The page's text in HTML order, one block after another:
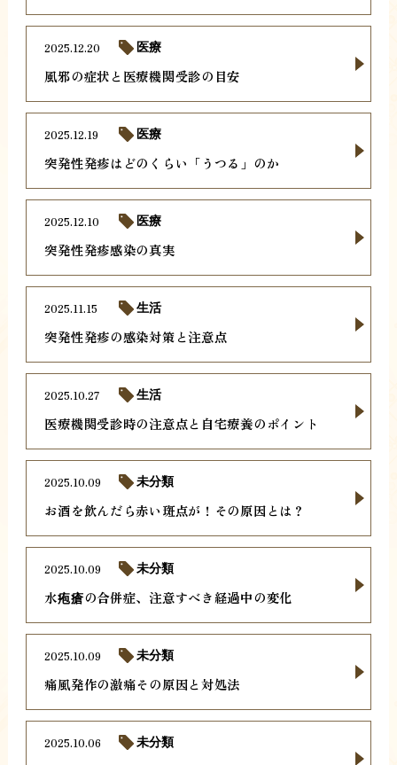
風邪の症状と医療機関受診の目安
2025.12.20 医療
突発性発疹はどのくらい「うつる」のか
2025.12.19 医療
突発性発疹感染の真実
2025.12.10 医療
突発性発疹の感染対策と注意点
2025.11.15 生活
医療機関受診時の注意点と自宅療養のポイント
2025.10.27 生活
お酒を飲んだら赤い斑点が！その原因とは？
2025.10.09 未分類
水疱瘡の合併症、注意すべき経過中の変化
2025.10.09 未分類
痛風発作の激痛その原因と対処法
2025.10.09 未分類
2025.10.06 未分類